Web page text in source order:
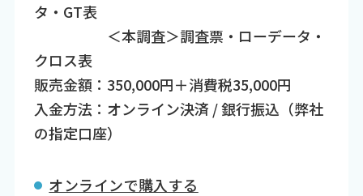
タ・GT表
＜本調査＞調査票・ローデータ・
クロス表
販売金額：350,000円＋消費税35,000円
入金方法：オンライン決済 / 銀行振込（弊社
の指定口座）
オンラインで購入する